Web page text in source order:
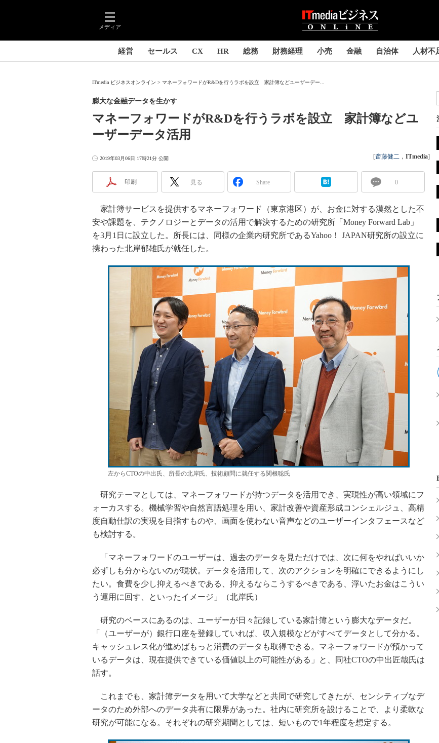
メディア
経営 セールス CX HR 総務 財務経理 小売 金融 自治体 人材不
ITmedia ビジネスオンライン マネーフォワードがR&Dを行うラボを設立 家計簿などユーザーデー...
マネーフォワードがR&Dを行うラボを設立 家計簿などユ
ーザーデータ活用
膨大な金融データを生かす
2019年03月06日 17時21分 公開 [斎藤健二 ， ITmedia]
印刷 見る Share 0
家計簿サービスを提供するマネーフォワード（東京港区）が、お金に対する漠然とした不
安や課題を、テクノロジーとデータの活用で解決するための研究所「Money Forward Lab」
を3月1日に設立した。所長には、同様の企業内研究所であるYahoo！ JAPAN研究所の設立に
携わった北岸郁雄氏が就任した。
左からCTOの中出氏、所長の北岸氏、技術顧問に就任する関根聡氏
研究テーマとしては、マネーフォワードが持つデータを活用でき、実現性が高い領域にフ
ォーカスする。機械学習や自然言語処理を用い、家計改善や資産形成コンシェルジュ、高精
度自動仕訳の実現を目指すものや、画面を使わない音声などのユーザーインタフェースなど
も検討する。
「マネーフォワードのユーザーは、過去のデータを見ただけでは、次に何をやればいいか
必ずしも分からないのが現状。データを活用して、次のアクションを明確にできるようにし
たい。食費を少し抑えるべきである、抑えるならこうするべきである、浮いたお金はこうい
う運用に回す、といったイメージ」（北岸氏）
研究のベースにあるのは、ユーザーが日々記録している家計簿という膨大なデータだ。
「（ユーザーが）銀行口座を登録していれば、収入規模などがすべてデータとして分かる。
キャッシュレス化が進めばもっと消費のデータも取得できる。マネーフォワードが預かって
いるデータは、現在提供できている価値以上の可能性がある」と、同社CTOの中出匠哉氏は
話す。
これまでも、家計簿データを用いて大学などと共同で研究してきたが、センシティブなデ
ータのため外部へのデータ共有に限界があった。社内に研究所を設けることで、より柔軟な
研究が可能になる。それぞれの研究期間としては、短いもので1年程度を想定する。